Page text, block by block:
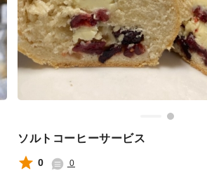
ソルトコーヒーサービス
0 0